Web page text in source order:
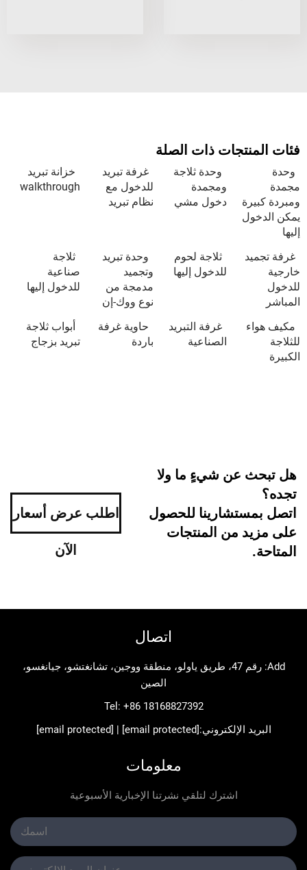
ذات الصلة
وحدة ثلاجة
ومجمدة
دخول مشي
غرفة تبريد
للدخول مع
نظام تبريد
خزانة تبريد
walkthrough
ثلاجة لحوم
للدخول إليها
وحدة تبريد
وتجميد
ثلاجة
صناعية
للدخول إليها
غرفة التبريد
الصناعية
حاوية غرفة
باردة
أبواب ثلاجة
عن شيءٍ ما ولا
للحصول
من المنتجات
اطلب عرض أسعار
Add: رقم 47، طريق ياولو، منطقة ووجين، تشانغتشو، جيانغسو،
Tel:+86 18168827392
الإلكتروني:[email protected]
|
[email protected]
معلومات
اشترك لتلقي نشرتنا الإخبارية الأسبوعية